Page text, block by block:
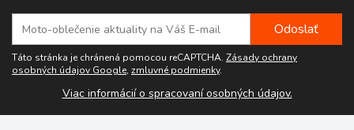
Táto stránka je chránená pomocou reCAPTCHA. Zásady ochrany
osobných údajov Google, zmluvné podmienky.
Viac informácií o spracovaní osobných údajov.